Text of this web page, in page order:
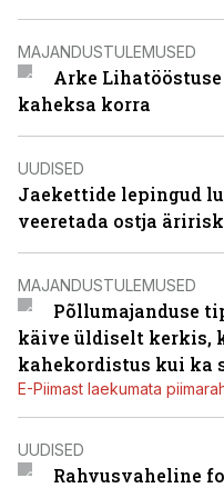
MAJANDUSTULEMUSED
Arke
kaheksa korra
UUDISED
Jaekettide lepingud
veeretada ostja
MAJANDUSTULEMUSED
Põllumajanduse
käive üldiselt kerkis,
kahekordistus kui ka
E-Piimast laekumata
UUDISED
Rahvusvaheline